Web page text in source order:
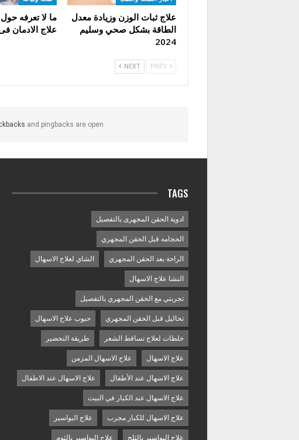
علاج ثبات الوزن وزيادة معدل
الطاقة بشكل صحي وسليم
2024
ما لا تعرفه
علاج الادمان
NEXT
and pingbacks are open.
TAGS
ادوية الحقن المجهرى بالتفصيل
الحجامه قبل الحقن المجهري
الراحة بعد الحقن المجهري الشاي لعلاج الاسهال
النشا علاج الاسهال
تجربتي مع الحقن المجهري بالتفصيل
تحاليل قبل الحقن المجهري حبوب علاج الاسهال
خلطات لعلاج تساقط الشعر طريقة التحضير
علاج الاسهال علاج الاسهال المزمن
علاج الاسهال عند الأطفال علاج الاسهال عند الاطفال
علاج الاسهال عند الكبار في البيت
علاج الاسهال للكبار مجرب علاج البواسير
علاج البواسير بالثلج علاج البواسير بالثوم